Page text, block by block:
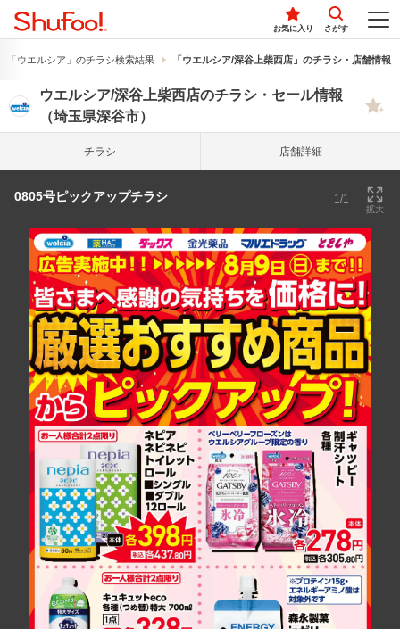
お気に入り さがす
「ウエルシア」のチラシ検索結果 「ウエルシア/深谷上柴西店」のチラシ・店舗情報
ウエルシア/深谷上柴西店のチラシ・セール情報
（埼玉県深谷市）
チラシ 店舗詳細
0805号ピックアップチラシ 1/1
拡大